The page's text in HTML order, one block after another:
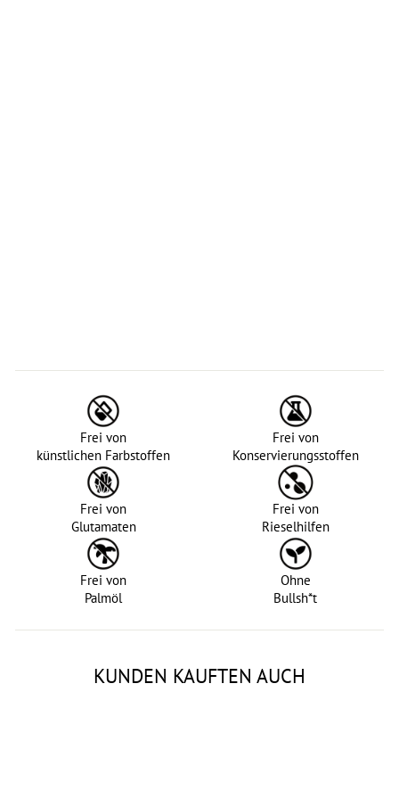
Frei von
künstlichen Farbstoffen
Frei von
Konservierungsstoffen
Frei von
Glutamaten
Frei von
Rieselhilfen
Frei von
Palmöl
Ohne
Bullsh*t
KUNDEN KAUFTEN AUCH